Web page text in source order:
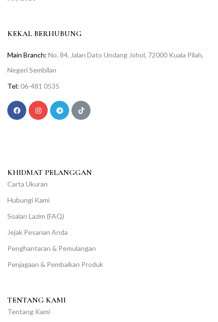
KEKAL BERHUBUNG
Main Branch: No. 84, Jalan Dato Undang Johol, 72000 Kuala Pilah,
Negeri Sembilan
Tel: 06-481 0535
KHIDMAT PELANGGAN
Carta Ukuran
Hubungi Kami
Soalan Lazim (FAQ)
Jejak Pesanan Anda
Penghantaran & Pemulangan
Penjagaan & Pembaikan Produk
TENTANG KAMI
Tentang Kami